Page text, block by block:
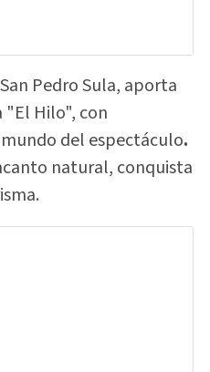
Pedro Sula, aporta
Hilo", con
del espectáculo.
natural, conquista